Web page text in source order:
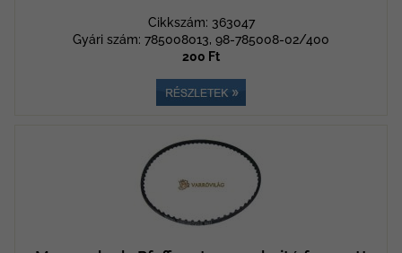
Cikkszám: 363047
Gyári szám: 785008013, 98-785008-02/400
200 Ft